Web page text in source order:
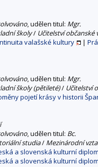
, udělen titul: Mgr.
školy/ Učitelství občanské
valašské kultury |
, udělen titul: Mgr.
školy (pětileté)/ Učitelství
pojetí krásy v historii
, udělen titul: Bc.
studia/ Mezinárodní
a slovenská kulturní
a slovenská kulturní